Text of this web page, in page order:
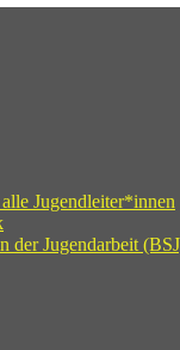
Jugendleiter*innen
der Jugendarbeit